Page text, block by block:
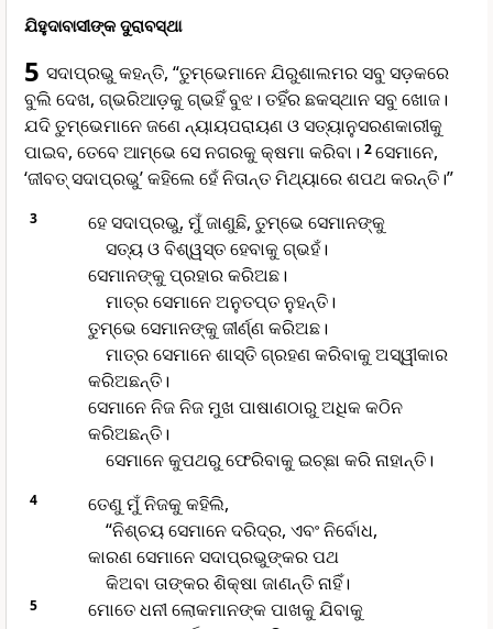
ଯିହୁଦାବାସୀଙ୍କ ଦୁରାବସ୍ଥା
5 ସଦାପ୍ରଭୁ କହନ୍ତି, “ତୁମ୍ଭେମାନେ ଯିରୁଶାଲମର ସବୁ ସଡ଼କରେ
ବୁଲି ଦେଖ, ଗ୍ଭରିଆଡ଼କୁ ଗ୍ଭହିଁ ବୁଝ। ତହିଁର ଛକସ୍ଥାନ ସବୁ ଖୋଜ।
ଯଦି ତୁମ୍ଭେମାନେ ଜଣେ ନ୍ୟାୟପରାୟଣ ଓ ସତ୍ୟାନୁସରଣକାରୀକୁ
ପାଇବ, ତେବେ ଆମ୍ଭେ ସେ ନଗରକୁ କ୍ଷମା କରିବା। 2ସେମାନେ,
‘ଜୀବତ୍ ସଦାପ୍ରଭୁ’ କହିଲେ ହେଁ ନିତାନ୍ତ ମିଥ୍ୟାରେ ଶପଥ କରନ୍ତି।”
3
ହେ ସଦାପ୍ରଭୁ, ମୁଁ ଜାଣୁଛି, ତୁମ୍ଭେ ସେମାନଙ୍କୁ
ସତ୍ୟ ଓ ବିଶ୍ୱସ୍ତ ହେବାକୁ ଗ୍ଭହଁ।
ସେମାନଙ୍କୁ ପ୍ରହାର କରିଅଛ।
ମାତ୍ର ସେମାନେ ଅନୁତପ୍ତ ନୁହନ୍ତି।
ତୁମ୍ଭେ ସେମାନଙ୍କୁ ଜୀର୍ଣ୍ଣ କରିଅଛ।
ମାତ୍ର ସେମାନେ ଶାସ୍ତି ଗ୍ରହଣ କରିବାକୁ ଅସ୍ୱୀକାର
କରିଅଛନ୍ତି।
ସେମାନେ ନିଜ ନିଜ ମୁଖ ପାଷାଣଠାରୁ ଅଧିକ କଠିନ
କରିଅଛନ୍ତି।
ସେମାନେ କୁପଥରୁ ଫେରିବାକୁ ଇଚ୍ଛା କରି ନାହାନ୍ତି।
4
ତେଣୁ ମୁଁ ନିଜକୁ କହିଲି,
“ନିଶ୍ଚୟ ସେମାନେ ଦରିଦ୍ର, ଏବଂ ନିର୍ବୋଧ,
କାରଣ ସେମାନେ ସଦାପ୍ରଭୁଙ୍କର ପଥ
କିଅବା ତାଙ୍କର ଶିକ୍ଷା ଜାଣନ୍ତି ନାହିଁ।
5
ମୋତେ ଧନୀ ଲୋକମାନଙ୍କ ପାଖକୁ ଯିବାକୁ